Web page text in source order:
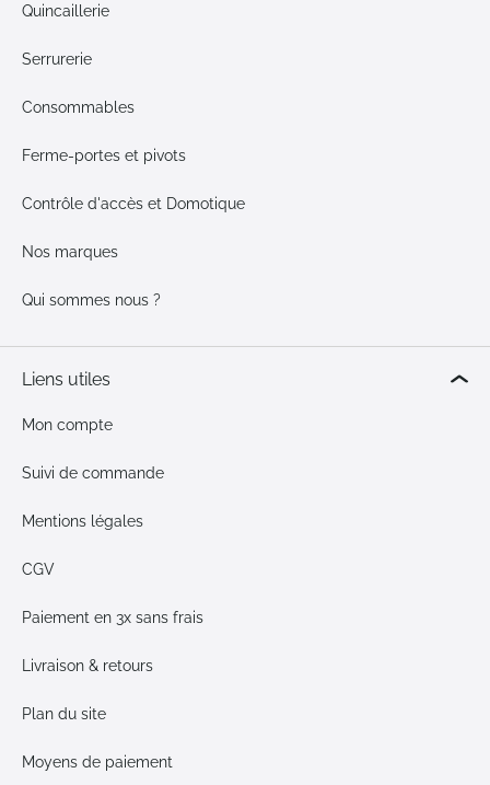
Quincaillerie
Serrurerie
Consommables
Ferme-portes et pivots
Contrôle d'accès et Domotique
Nos marques
Qui sommes nous ?
Liens utiles
Mon compte
Suivi de commande
Mentions légales
CGV
Paiement en 3x sans frais
Livraison & retours
Plan du site
Moyens de paiement